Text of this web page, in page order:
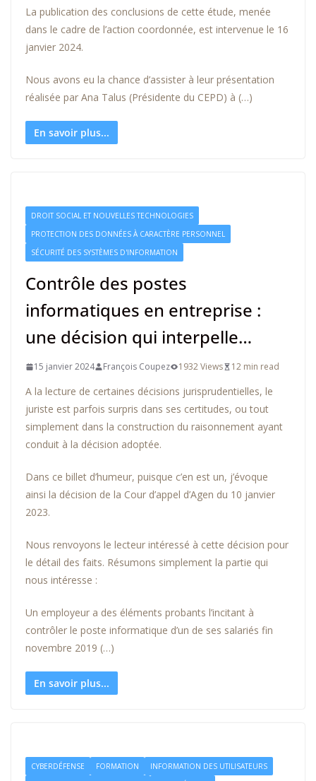
La publication des conclusions de cette étude, menée
dans le cadre de l’action coordonnée, est intervenue le 16
janvier 2024.
Nous avons eu la chance d’assister à leur présentation
réalisée par Ana Talus (Présidente du CEPD) à (…)
En savoir plus...
DROIT SOCIAL ET NOUVELLES TECHNOLOGIES
PROTECTION DES DONNÉES À CARACTÈRE PERSONNEL
SÉCURITÉ DES SYSTÈMES D'INFORMATION
Contrôle des postes
informatiques en entreprise :
une décision qui interpelle…
15 janvier 2024 François Coupez 1932 Views 12 min read
A la lecture de certaines décisions jurisprudentielles, le
juriste est parfois surpris dans ses certitudes, ou tout
simplement dans la construction du raisonnement ayant
conduit à la décision adoptée.
Dans ce billet d’humeur, puisque c’en est un, j’évoque
ainsi la décision de la Cour d’appel d’Agen du 10 janvier
2023.
Nous renvoyons le lecteur intéressé à cette décision pour
le détail des faits. Résumons simplement la partie qui
nous intéresse :
Un employeur a des éléments probants l’incitant à
contrôler le poste informatique d’un de ses salariés fin
novembre 2019 (…)
En savoir plus...
CYBERDÉFENSE FORMATION
INFORMATION DES UTILISATEURS